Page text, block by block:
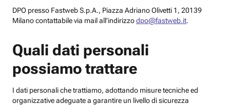
DPO presso Fastweb S.p.A., Piazza Adriano Olivetti 1, 20139
Milano contattabile via mail all’indirizzodpo@fastweb.it.
Quali dati personali
possiamo trattare
I dati personali che trattiamo, adottando misure tecniche ed
organizzative adeguate a garantire un livello di sicurezza